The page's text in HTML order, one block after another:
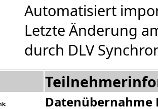
Automatisiert
Letzte Änderung
durch DLV
Datenübernahme